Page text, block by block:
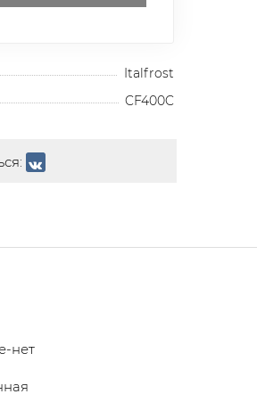
Italfrost
CF400C
нет